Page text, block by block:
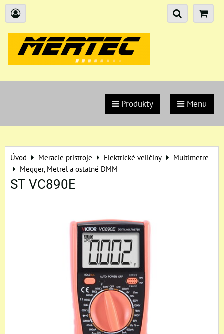
Produkty Menu
Úvod Meracie prístroje Elektrické veličiny
Multimetre
Megger, Metrel a ostatné DMM
ST VC890E